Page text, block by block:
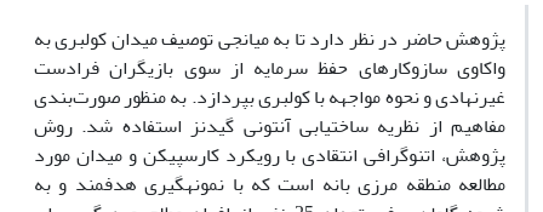
پژوهش حاضر در نظر دارد تا به میانجی توصیف میدان کولبری به
واکاوی سازوکارهای حفظ سرمایه از سوی بازیگران فرادست
غیرنهادی و نحوه مواجهه با کولبری بپردازد. به ‌منظور صورت‌بندی
مفاهیم از نظریه ساخت­یابی آنتونی گیدنز استفاده شد. روش
پژوهش، اتنوگرافی انتقادی با رویکرد کارسپیکن و میدان مورد
مطالعه منطقه مرزی بانه است که با نمونه­گیری هدفمند و به